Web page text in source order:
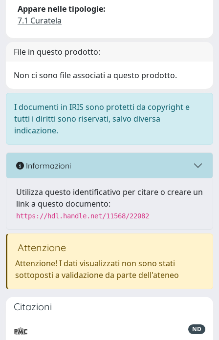
Appare nelle tipologie:
7.1 Curatela
File in questo prodotto:
Non ci sono file associati a questo prodotto.
I documenti in IRIS sono protetti da copyright e
tutti i diritti sono riservati, salvo diversa
indicazione.
Informazioni
Utilizza questo identificativo per citare o creare un
link a questo documento:
https://hdl.handle.net/11568/22082
Attenzione
Attenzione! I dati visualizzati non sono stati
sottoposti a validazione da parte dell'ateneo
Citazioni
ND